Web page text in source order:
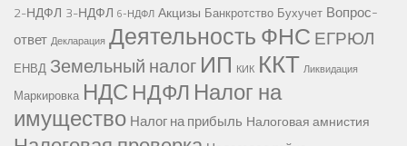
2-НДФЛ 3-НДФЛ 6-НДФЛ Акцизы Банкротство Бухучет Вопрос-
ответ Декларация Деятельность ФНС ЕГРЮЛ
ЕНВД Земельный налог ИП КИК ККТ Ликвидация
Маркировка НДС НДФЛ Налог на
имущество Налог на прибыль Налоговая амнистия